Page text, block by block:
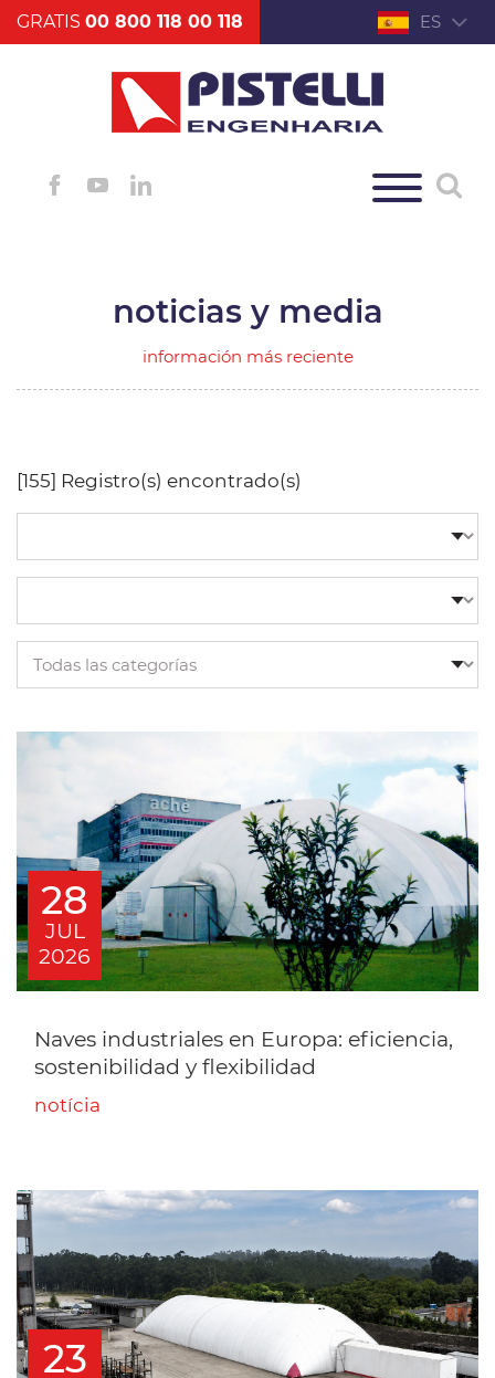
GRATIS 00 800 118 00 118 ES
noticias y media
información más reciente
[155] Registro(s) encontrado(s)
28
JUL
2026
Naves industriales en Europa: eficiencia,
sostenibilidad y flexibilidad
notícia
23